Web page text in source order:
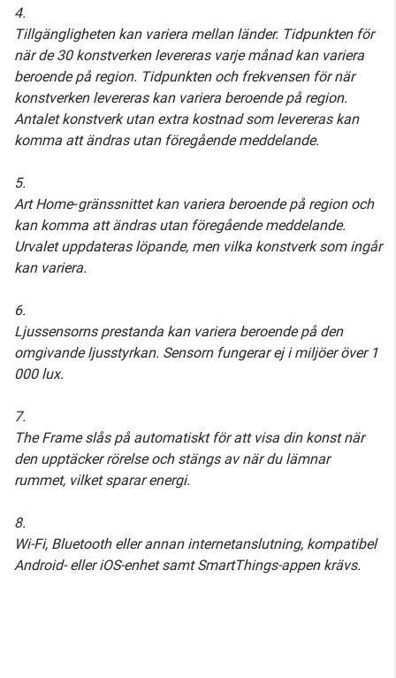
4.
Tillgängligheten kan variera mellan länder. Tidpunkten för
när de 30 konstverken levereras varje månad kan variera
beroende på region. Tidpunkten och frekvensen för när
konstverken levereras kan variera beroende på region.
Antalet konstverk utan extra kostnad som levereras kan
komma att ändras utan föregående meddelande.
5.
Art Home‑gränssnittet kan variera beroende på region och
kan komma att ändras utan föregående meddelande.
Urvalet uppdateras löpande, men vilka konstverk som ingår
kan variera.
6.
Ljussensorns prestanda kan variera beroende på den
omgivande ljusstyrkan. Sensorn fungerar ej i miljöer över 1
000 lux.
7.
The Frame slås på automatiskt för att visa din konst när
den upptäcker rörelse och stängs av när du lämnar
rummet, vilket sparar energi.
8.
Wi-Fi, Bluetooth eller annan internetanslutning, kompatibel
Android- eller iOS-enhet samt SmartThings-appen krävs.